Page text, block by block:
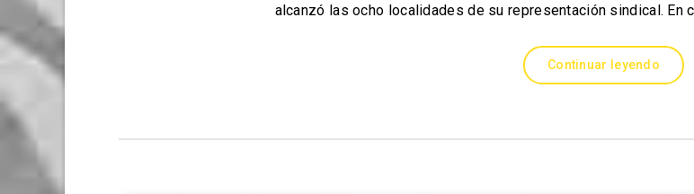
alcanzó las ocho localidades de su representación sindical. En
Continuar leyendo